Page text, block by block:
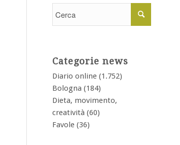
Categorie news
Diario online (1.752)
Bologna (184)
Dieta, movimento,
creatività (60)
Favole (36)